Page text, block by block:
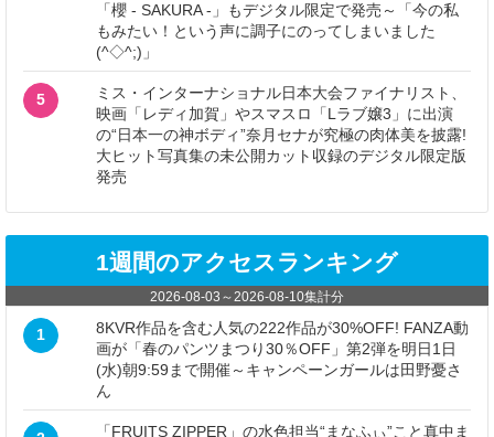
「櫻 - SAKURA -」もデジタル限定で発売～「今の私
もみたい！という声に調子にのってしまいました
(^◇^;)」
5
ミス・インターナショナル日本大会ファイナリスト、
映画「レディ加賀」やスマスロ「Lラブ嬢3」に出演
の“日本一の神ボディ”奈月セナが究極の肉体美を披露!
大ヒット写真集の未公開カット収録のデジタル限定版
発売
1週間のアクセスランキング
2026-08-03 ～2026-08-10集計分
1
8KVR作品を含む人気の222作品が30%OFF! FANZA動
画が「春のパンツまつり30％OFF」第2弾を明日1日
(水)朝9:59まで開催～キャンペーンガールは田野憂さ
ん
「FRUITS ZIPPER」の水色担当“まなふぃ”こと真中ま